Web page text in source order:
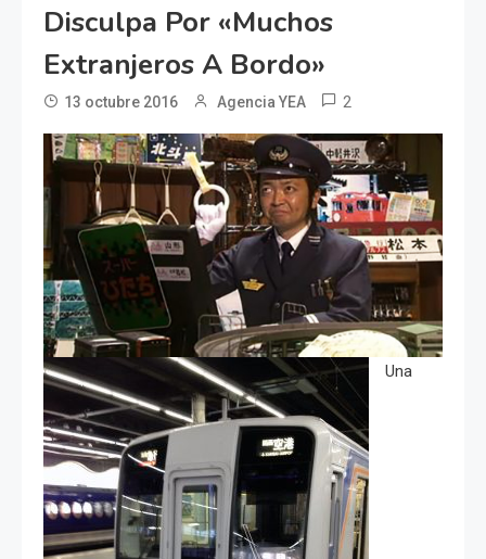
Disculpa Por «muchos
Extranjeros A Bordo»
13 octubre 2016 Agencia YEA 2
Una